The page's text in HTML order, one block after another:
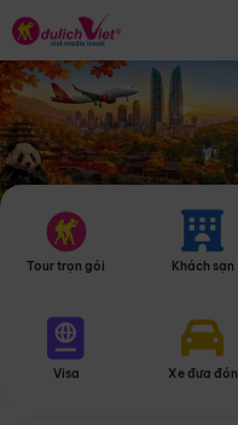
Tour trọn gói Khách sạn
Visa Xe đưa đón